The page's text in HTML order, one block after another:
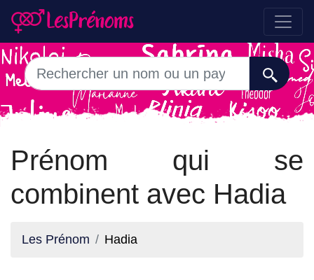
Prénom qui se
combinent avec Hadia
Les Prénom Hadia